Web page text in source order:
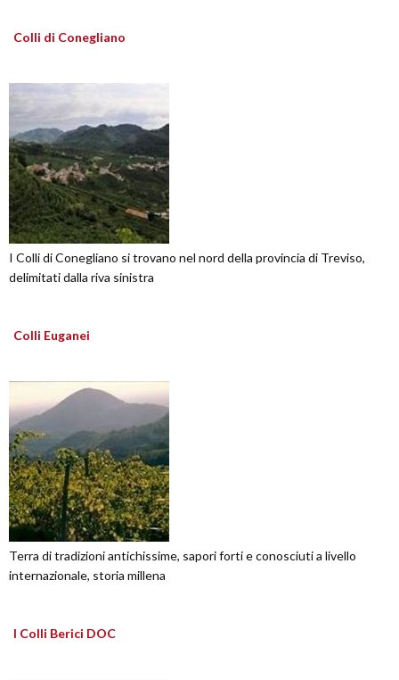
Colli di Conegliano
I Colli di Conegliano si trovano nel nord della provincia di Treviso,
delimitati dalla riva sinistra
Colli Euganei
Terra di tradizioni antichissime, sapori forti e conosciuti a livello
internazionale, storia millena
I Colli Berici DOC